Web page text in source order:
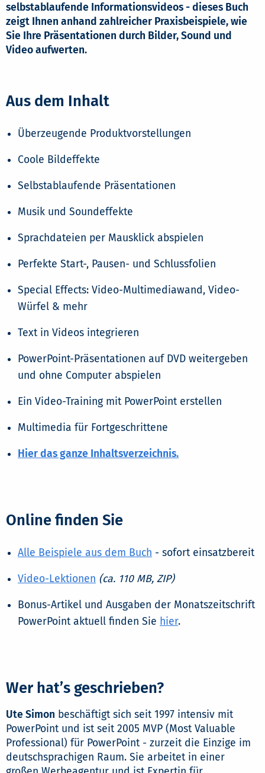
selbstablaufende Informationsvideos - dieses Buch
zeigt Ihnen anhand zahlreicher Praxisbeispiele, wie
Sie Ihre Präsentationen durch Bilder, Sound und
Video aufwerten.
Aus dem Inhalt
Überzeugende Produktvorstellungen
Coole Bildeffekte
Selbstablaufende Präsentationen
Musik und Soundeffekte
Sprachdateien per Mausklick abspielen
Perfekte Start-, Pausen- und Schlussfolien
Special Effects: Video-Multimediawand, Video-
Würfel & mehr
Text in Videos integrieren
PowerPoint-Präsentationen auf DVD weitergeben
und ohne Computer abspielen
Ein Video-Training mit PowerPoint erstellen
Multimedia für Fortgeschrittene
Hier das ganze Inhaltsverzeichnis.
Online finden Sie
Alle Beispiele aus dem Buch - sofort einsatzbereit
Video-Lektionen (ca. 110 MB, ZIP)
Bonus-Artikel und Ausgaben der Monatszeitschrift
PowerPoint aktuell finden Sie hier.
Wer hat’s geschrieben?
Ute Simon beschäftigt sich seit 1997 intensiv mit
PowerPoint und ist seit 2005 MVP (Most Valuable
Professional) für PowerPoint - zurzeit die Einzige im
deutschsprachigen Raum. Sie arbeitet in einer